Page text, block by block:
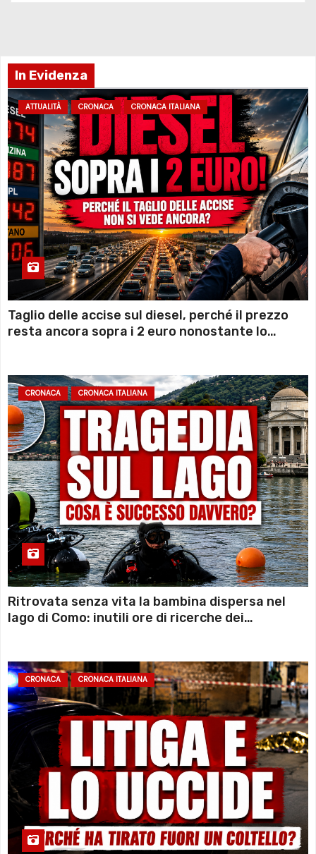
In Evidenza
ATTUALITÀ CRONACA CRONACA ITALIANA
Taglio delle accise sul diesel, perché il prezzo
resta ancora sopra i 2 euro nonostante lo
CRONACA CRONACA ITALIANA
Ritrovata senza vita la bambina dispersa nel
lago di Como: inutili ore di ricerche dei
CRONACA CRONACA ITALIANA